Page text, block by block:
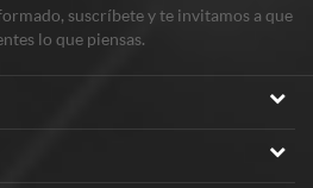
suscríbete y te invitamos a que
lo que piensas.